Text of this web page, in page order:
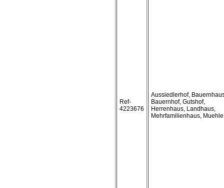
Ref-
4223676
Aussiedlerhof,
Bauernhof, Gutshof,
Herrenhaus, Landhaus,
Mehrfamilienhaus, Muehle